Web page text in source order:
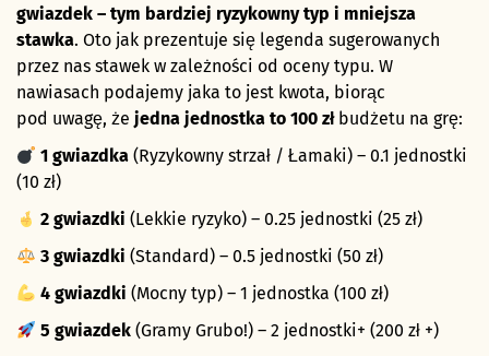
gwiazdek – tym bardziej ryzykowny typ i mniejsza
stawka. Oto jak prezentuje się legenda sugerowanych
przez nas stawek w zależności od oceny typu. W
nawiasach podajemy jaka to jest kwota, biorąc
pod uwagę, że jedna jednostka to 100 złbudżetu na grę:
1 gwiazdka (Ryzykowny strzał / Łamaki) – 0.1 jednostki
(10 zł)
2 gwiazdki (Lekkie ryzyko) – 0.25 jednostki (25 zł)
3 gwiazdki (Standard) – 0.5 jednostki (50 zł)
4 gwiazdki (Mocny typ) – 1 jednostka (100 zł)
5 gwiazdek (Gramy Grubo!) – 2 jednostki+ (200 zł +)